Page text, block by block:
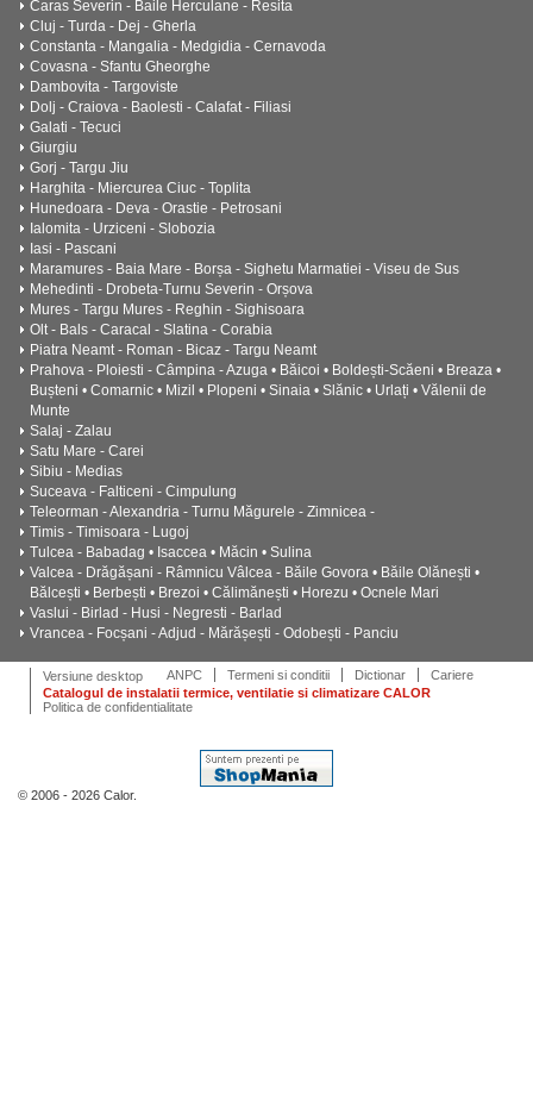
Caras Severin - Baile Herculane - Resita
Cluj - Turda - Dej - Gherla
Constanta - Mangalia - Medgidia - Cernavoda
Covasna - Sfantu Gheorghe
Dambovita - Targoviste
Dolj - Craiova - Baolesti - Calafat - Filiasi
Galati - Tecuci
Giurgiu
Gorj - Targu Jiu
Harghita - Miercurea Ciuc - Toplita
Hunedoara - Deva - Orastie - Petrosani
Ialomita - Urziceni - Slobozia
Iasi - Pascani
Maramures - Baia Mare - Borșa - Sighetu Marmatiei - Viseu de Sus
Mehedinti - Drobeta-Turnu Severin - Orșova
Mures - Targu Mures - Reghin - Sighisoara
Olt - Bals - Caracal - Slatina - Corabia
Piatra Neamt - Roman - Bicaz - Targu Neamt
Prahova - Ploiesti - Câmpina - Azuga • Băicoi • Boldești-Scăeni • Breaza •
Bușteni • Comarnic • Mizil • Plopeni • Sinaia • Slănic • Urlați • Vălenii de
Munte
Salaj - Zalau
Satu Mare - Carei
Sibiu - Medias
Suceava - Falticeni - Cimpulung
Teleorman - Alexandria - Turnu Măgurele - Zimnicea -
Timis - Timisoara - Lugoj
Tulcea - Babadag • Isaccea • Măcin • Sulina
Valcea - Drăgășani - Râmnicu Vâlcea - Băile Govora • Băile Olănești •
Bălcești • Berbești • Brezoi • Călimănești • Horezu • Ocnele Mari
Vaslui - Birlad - Husi - Negresti - Barlad
Vrancea - Focșani - Adjud - Mărășești - Odobești - Panciu
Versiune desktop ANPC Termeni si conditii Dictionar
Cariere
Catalogul de instalatii termice, ventilatie si climatizare CALOR
Politica de confidentialitate
© 2006 - 2026 Calor.